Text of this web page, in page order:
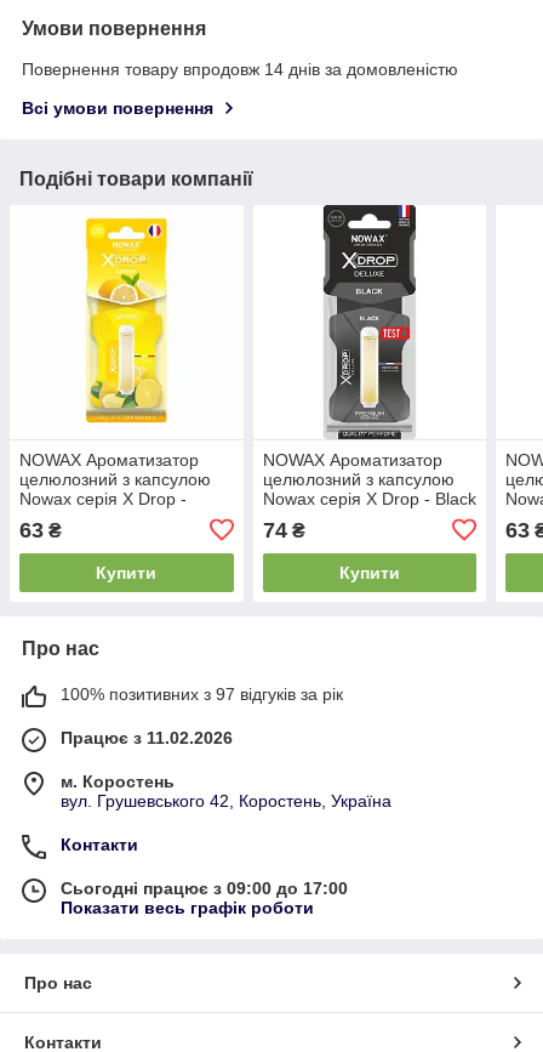
Умови повернення
Повернення товару впродовж 14 днів за домовленістю
Всі умови повернення
Подібні товари компанії
NOWAX Ароматизатор
целюлозний з капсулою
Nowax серія X Drop -
63 ₴
Купити
NOWAX Ароматизатор
целюлозний з капсулою
Nowax серія X Drop - Black
74₴
Купити
63
Про нас
100% позитивних з 97 відгуків за рік
Працює з 11.02.2026
м. Коростень
вул. Грушевського 42, Коростень, Україна
Контакти
Сьогодні працює з 09:00 до 17:00
Показати весь графік роботи
Про нас
Контакти